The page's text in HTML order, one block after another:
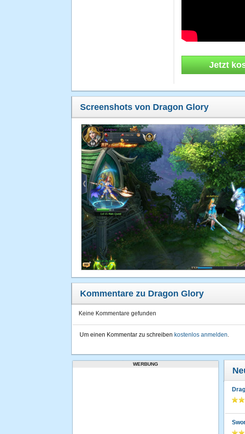
Jetzt
Screenshots von Dragon Glory
Kommentare zu Dragon Glory
Keine Kommentare gefunden
Um einen Kommentar zu schreiben kostenlos anmelden.
WERBUNG